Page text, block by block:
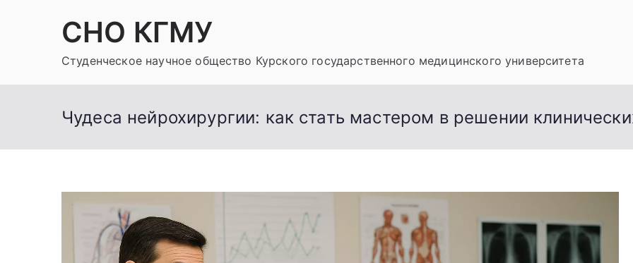
СНО КГМУ
Студенческое научное общество Курского государственного медицинского университета
Чудеса нейрохирургии: как стать мастером в решении